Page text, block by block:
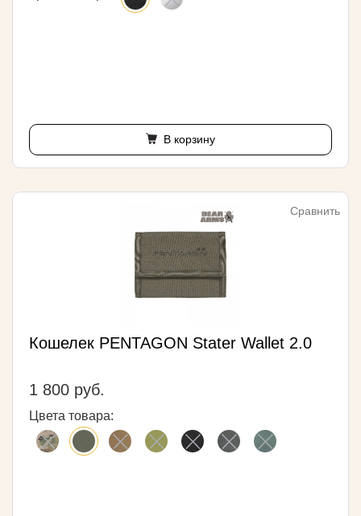
В корзину
Сравнить
Кошелек PENTAGON Stater Wallet 2.0
1 800 руб.
Цвета товара: